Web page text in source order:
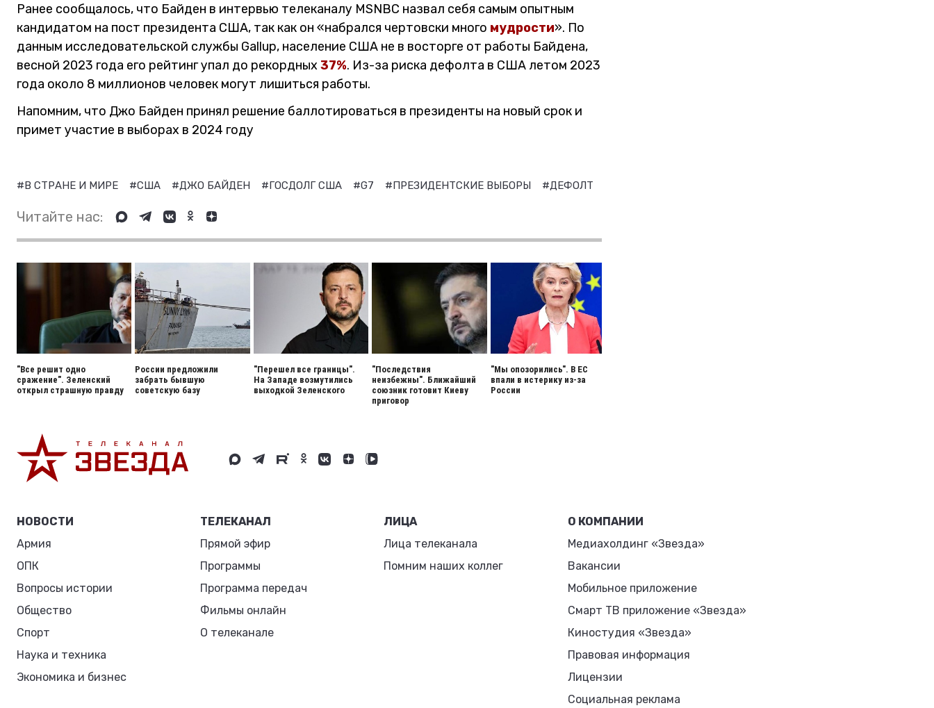
Ранее сообщалось, что Байден в интервью телеканалу MSNBC назвал себя самым опытным
кандидатом на пост президента США, так как он «набрался чертовски много мудрости». По
данным исследовательской службы Gallup, население США не в восторге от работы Байдена,
весной 2023 года его рейтинг упал до рекордных 37%. Из-за риска дефолта в США летом 2023
года около 8 миллионов человек могут лишиться работы.
Напомним, что Джо Байден принял решение баллотироваться в президенты на новый срок и
примет участие в выборах в 2024 году
#В СТРАНЕ И МИРЕ #США #ДЖО БАЙДЕН #ГОСДОЛГ США #G7 #ПРЕЗИДЕНТСКИЕ ВЫБОРЫ #ДЕФОЛТ
Читайте нас:
"Все решит одно
сражение". Зеленский
открыл страшную правду
России предложили
забрать бывшую
советскую базу
"Перешел все границы".
На Западе возмутились
выходкой Зеленского
"Последствия
неизбежны". Ближайший
союзник готовит Киеву
приговор
"Мы опозорились". В ЕС
впали в истерику из-за
России
НОВОСТИ
Армия
ОПК
Вопросы истории
Общество
Спорт
Наука и техника
Экономика и бизнес
ТЕЛЕКАНАЛ
Прямой эфир
Программы
Программа передач
Фильмы онлайн
О телеканале
ЛИЦА
Лица телеканала
Помним наших коллег
О КОМПАНИИ
Медиахолдинг «Звезда»
Вакансии
Мобильное приложение
Смарт ТВ приложение «Звезда»
Киностудия «Звезда»
Правовая информация
Лицензии
Социальная реклама